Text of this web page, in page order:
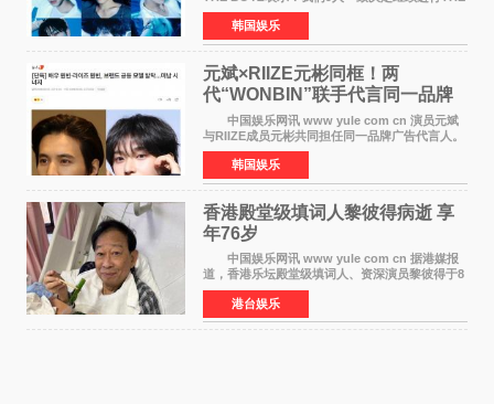
BOYZ组合活动，并且已经完成了组合团体活动
签约。目前正在新生厂牌下进行活动准备。尚未
离开THE BOYZ原所
韩国娱乐
元斌×RIIZE元彬同框！两
代“WONBIN”联手代言同一品牌
颜值天花板合体
中国娱乐网讯 www yule com cn 演员元斌
与RIIZE成员元彬共同担任同一品牌广告代言人。
6日据独家报道，继演员元斌之后，RIIZE元彬最
近也被选为某在线中介平台A公司的共同广告代言
人，两人将作
韩国娱乐
香港殿堂级填词人黎彼得病逝 享
年76岁​
中国娱乐网讯 www yule com cn 据港媒报
道，香港乐坛殿堂级填词人、资深演员黎彼得于8
月5日上午因病离世，终年76岁。好友钟志光透
露，黎彼得今年3月中风后便卧床休养，身体机能
持续衰退，最
港台娱乐